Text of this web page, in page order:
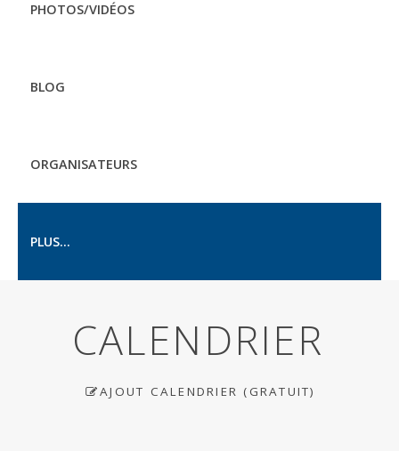
PHOTOS/VIDÉOS
BLOG
ORGANISATEURS
PLUS...
CALENDRIER
AJOUT CALENDRIER (GRATUIT)